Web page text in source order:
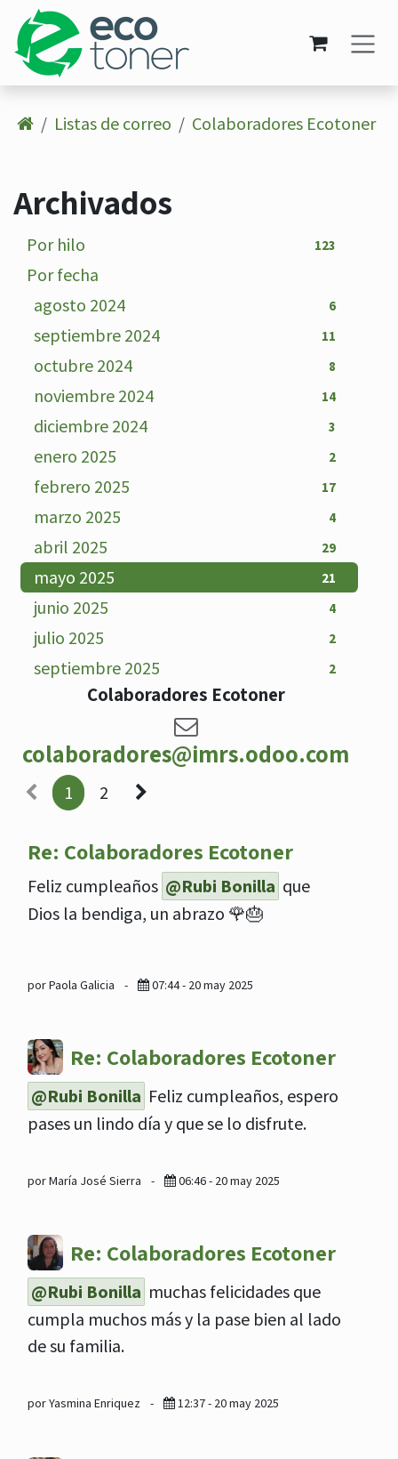
Ir al contenido
Listas de correo Colaboradores Ecotoner
Archivados
Por hilo 123
Por fecha
agosto 2024
6
septiembre 2024 11
octubre 2024 8
noviembre 2024 14
diciembre 2024 3
enero 2025 2
febrero 2025 17
marzo 2025 4
abril 2025 29
mayo 2025 21
junio 2025 4
julio 2025 2
septiembre 2025 2
Colaboradores Ecotoner
colaboradores@imrs.odoo.com
1 2
Re: Colaboradores Ecotoner
Feliz cumpleaños @Rubi Bonilla que
Dios la bendiga, un abrazo 🌹🎂
por Paola Galicia - 07:44 - 20 may 2025
Re: Colaboradores Ecotoner
@Rubi Bonilla Feliz cumpleaños, espero
pases un lindo día y que se lo disfrute.
por María José Sierra - 06:46 - 20 may 2025
Re: Colaboradores Ecotoner
@Rubi Bonilla muchas felicidades que
cumpla muchos más y la pase bien al lado
de su familia.
por Yasmina Enriquez - 12:37 - 20 may 2025